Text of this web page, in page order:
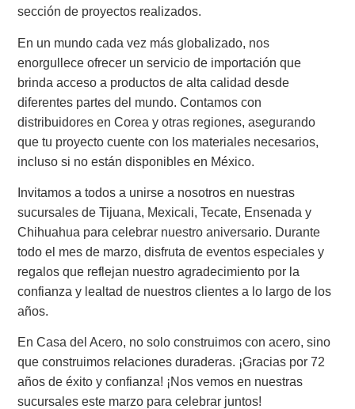
sección de proyectos realizados.
En un mundo cada vez más globalizado, nos
enorgullece ofrecer un servicio de importación que
brinda acceso a productos de alta calidad desde
diferentes partes del mundo. Contamos con
distribuidores en Corea y otras regiones, asegurando
que tu proyecto cuente con los materiales necesarios,
incluso si no están disponibles en México.
Invitamos a todos a unirse a nosotros en nuestras
sucursales de Tijuana, Mexicali, Tecate, Ensenada y
Chihuahua para celebrar nuestro aniversario. Durante
todo el mes de marzo, disfruta de eventos especiales y
regalos que reflejan nuestro agradecimiento por la
confianza y lealtad de nuestros clientes a lo largo de los
años.
En Casa del Acero, no solo construimos con acero, sino
que construimos relaciones duraderas. ¡Gracias por 72
años de éxito y confianza! ¡Nos vemos en nuestras
sucursales este marzo para celebrar juntos!